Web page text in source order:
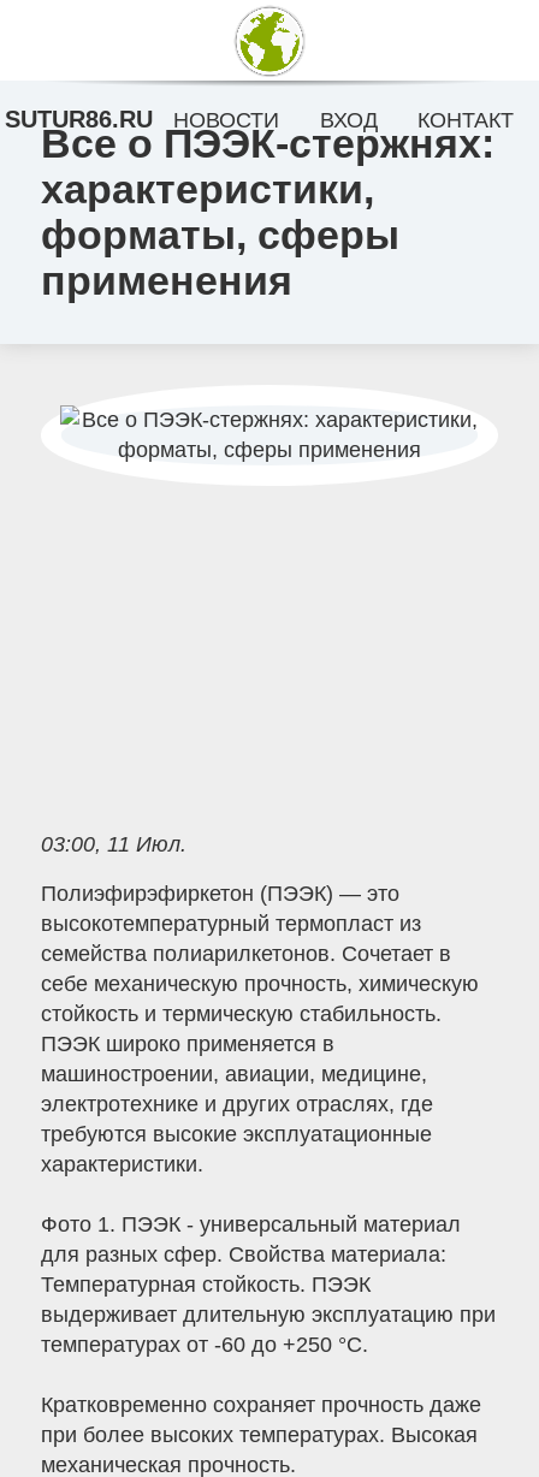
Все о ПЭЭК-стержнях:
характеристики,
форматы, сферы
применения
03:00, 11 Июл.
Полиэфирэфиркетон (ПЭЭК) — это
высокотемпературный термопласт из
семейства полиарилкетонов. Сочетает в
себе механическую прочность, химическую
стойкость и термическую стабильность.
ПЭЭК широко применяется в
машиностроении, авиации, медицине,
электротехнике и других отраслях, где
требуются высокие эксплуатационные
характеристики.
Фото 1. ПЭЭК - универсальный материал
для разных сфер. Свойства материала:
Температурная стойкость. ПЭЭК
выдерживает длительную эксплуатацию при
температурах от -60 до +250 °C.
Кратковременно сохраняет прочность даже
при более высоких температурах. Высокая
механическая прочность.
SUTUR86.RU НОВОСТИ ВХОД КОНТАКТ